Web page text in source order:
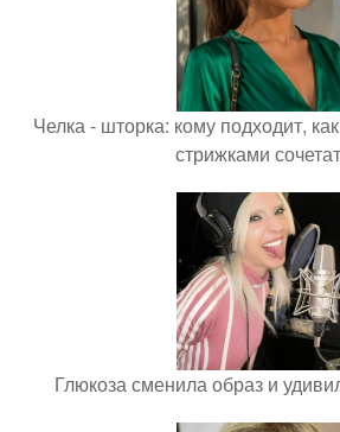
Челка - шторка: кому подходит,
стрижками
Глюкоза сменила образ и